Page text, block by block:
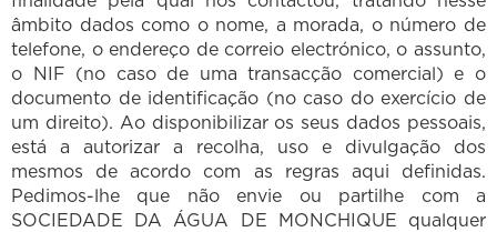
âmbito dados como o nome, a morada, o número de
telefone, o endereço de correio electrónico, o assunto,
o NIF (no caso de uma transacção comercial) e o
documento de identificação (no caso do exercício de
um direito). Ao disponibilizar os seus dados pessoais,
está a autorizar a recolha, uso e divulgação dos
mesmos de acordo com as regras aqui definidas.
Pedimos-lhe que não envie ou partilhe com a
SOCIEDADE DA ÁGUA DE MONCHIQUE qualquer